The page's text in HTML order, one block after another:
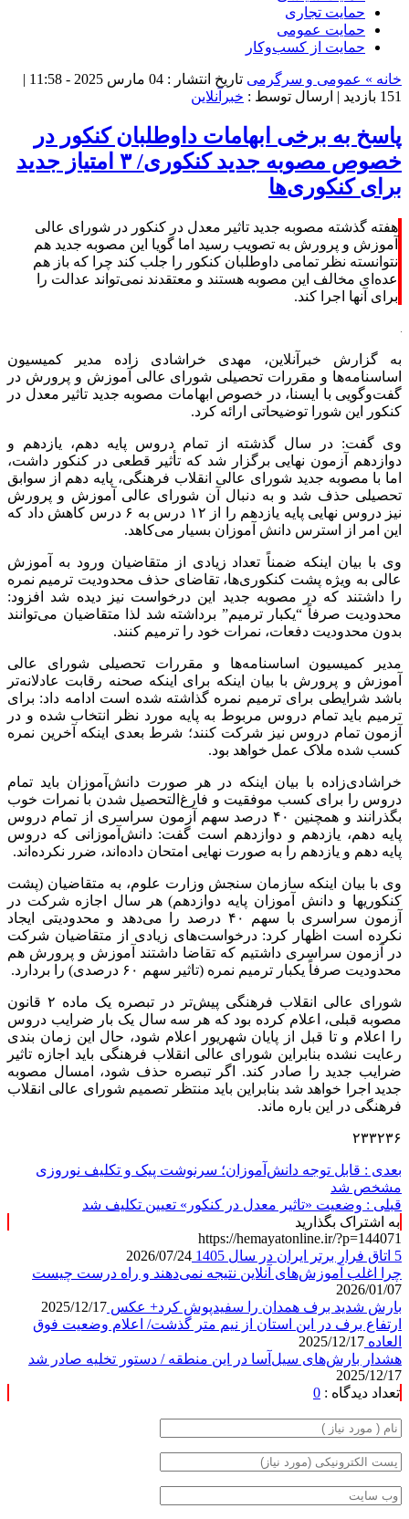
حمایت تجاری
حمایت عمومی
حمایت از کسب‌وکار
خانه » عمومی و سرگرمی تاریخ انتشار : 04 مارس 2025 - 11:58 |
151 بازدید
| ارسال توسط : خبرآنلاین
پاسخ به برخی ابهامات داوطلبان کنکور در
خصوص مصوبه جدید کنکوری/ ۳ امتیاز جدید
برای کنکوری‌ها
هفته گذشته مصوبه جدید تاثیر معدل در کنکور در شورای عالی
آموزش و پرورش به تصویب رسید اما گویا این مصوبه جدید هم
نتوانسته نظر تمامی داوطلبان کنکور را جلب کند چرا که باز هم
عده‌ای مخالف این مصوبه هستند و معتقدند نمی‌تواند عدالت را
برای آنها اجرا کند.
به گزارش خبرآنلاین، مهدی خراشادی زاده مدیر کمیسیون
اساسنامه‌ها و مقررات تحصیلی شورای عالی آموزش و پرورش در
گفت‌وگویی با ایسنا، در خصوص ابهامات مصوبه جدید تاثیر معدل در
کنکور این شورا توضیحاتی ارائه کرد.
وی گفت: در سال گذشته از تمام دروس پایه دهم، یازدهم و
دوازدهم آزمون نهایی برگزار شد که تأثیر قطعی در کنکور داشت،
اما با مصوبه جدید شورای عالی انقلاب فرهنگی، پایه دهم از سوابق
تحصیلی حذف شد و به دنبال آن شورای عالی آموزش و پرورش
نیز دروس نهایی پایه یازدهم را از ۱۲ درس به ۶ درس کاهش داد که
این امر از استرس دانش آموزان بسیار می‌کاهد.
وی با بیان اینکه ضمناً تعداد زیادی از متقاضیان ورود به آموزش
عالی به ویژه پشت کنکوری‌ها، تقاضای حذف محدودیت ترمیم نمره
را داشتند که در مصوبه جدید این درخواست نیز دیده شد افزود:
محدودیت صرفاً “یکبار ترمیم” برداشته شد لذا متقاضیان می‌توانند
بدون محدودیت دفعات، نمرات خود را ترمیم کنند.
مدیر کمیسیون اساسنامه‌ها و مقررات تحصیلی شورای عالی
آموزش و پرورش با بیان اینکه برای اینکه صحنه رقابت عادلانه‌تر
باشد شرایطی برای ترمیم نمره گذاشته شده است ادامه داد: برای
ترمیم باید تمام دروس مربوط به پایه مورد نظر انتخاب شده و در
آزمون تمام دروس نیز شرکت کنند؛ شرط بعدی اینکه آخرین نمره
کسب شده ملاک عمل خواهد بود.
خراشادی‌زاده با بیان اینکه در هر صورت دانش‌آموزان باید تمام
دروس را برای کسب موفقیت و فارغ‌التحصیل شدن با نمرات خوب
بگذرانند و همچنین ۴۰ درصد سهم آزمون سراسری از تمام دروس
پایه دهم، یازدهم و دوازدهم است گفت: دانش‌آموزانی که دروس
پایه دهم و یازدهم را به صورت نهایی امتحان داده‌اند، ضرر نکرده‌اند.
وی با بیان اینکه سازمان سنجش وزارت علوم، به متقاضیان (پشت
کنکوریها و دانش آموزان پایه دوازدهم) هر سال اجازه شرکت در
آزمون سراسری با سهم ۴۰ درصد را می‌دهد و محدودیتی ایجاد
نکرده است اظهار کرد: درخواست‌های زیادی از متقاضیان شرکت
در آزمون سراسری داشتیم که تقاضا داشتند آموزش و پرورش هم
محدودیت صرفاً یکبار ترمیم نمره (تاثیر سهم ۶۰ درصدی) را بردارد.
شورای عالی انقلاب فرهنگی پیش‌تر در تبصره یک ماده ۲ قانون
مصوبه قبلی، اعلام کرده بود که هر سه سال یک بار ضرایب دروس
را اعلام و تا قبل از پایان شهریور اعلام شود، حال این زمان بندی
رعایت نشده بنابراین شورای عالی انقلاب فرهنگی باید اجازه تاثیر
ضرایب جدید را صادر کند. اگر تبصره حذف شود، امسال مصوبه
جدید اجرا خواهد شد بنابراین باید منتظر تصمیم شورای عالی انقلاب
فرهنگی در این باره ماند.
۲۳۳۲۳۶
بعدی : قابل توجه دانش‌آموزان؛ سرنوشت پیک و تکلیف نوروزی
مشخص شد
قبلی : وضعیت «تاثیر معدل در کنکور» تعیین تکلیف شد
به اشتراک بگذارید
https://hemayatonline.ir/?p=144071
5 اتاق فرار برتر ایران در سال 1405
2026/07/24
چرا اغلب آموزش‌های آنلاین نتیجه نمی‌دهند و راه درست چیست
2026/01/07
بارش شدید برف همدان را سفیدپوش کرد+ عکس 2025/12/17
ارتفاع برف در این استان از نیم متر گذشت/ اعلام وضعیت فوق
العاده 2025/12/17
هشدار بارش‌های سیل‌آسا در این منطقه / دستور تخلیه صادر شد
2025/12/17
تعداد دیدگاه : 0